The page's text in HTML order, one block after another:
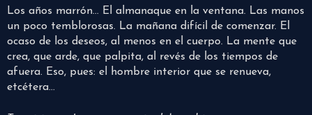
Los años marrón… El almanaque en la ventana. Las manos
un poco temblorosas. La mañana difícil de comenzar. El
ocaso de los deseos, al menos en el cuerpo. La mente que
crea, que arde, que palpita, al revés de los tiempos de
afuera. Eso, pues: el hombre interior que se renueva,
etcétera…